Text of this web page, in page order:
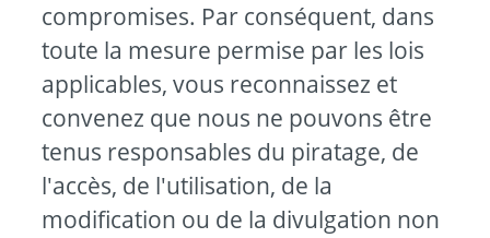
compromises. Par conséquent, dans
toute la mesure permise par les lois
applicables, vous reconnaissez et
convenez que nous ne pouvons être
tenus responsables du piratage, de
l'accès, de l'utilisation, de la
modification ou de la divulgation non